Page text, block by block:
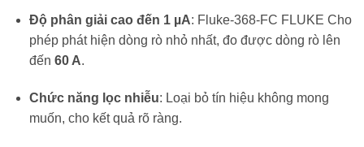
Độ phân giải cao đến 1 µA: Fluke-368-FC FLUKE Cho
phép phát hiện dòng rò nhỏ nhất, đo được dòng rò lên
đến 60 A.
Chức năng lọc nhiễu: Loại bỏ tín hiệu không mong
muốn, cho kết quả rõ ràng.